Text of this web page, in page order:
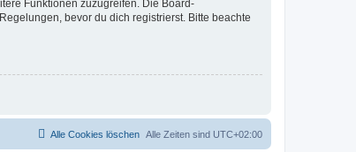
Funktionen zuzugreifen. Die Board-
bevor du dich registrierst. Bitte beachte
Alle Zeiten sind UTC+02:00
Alle Cookies löschen